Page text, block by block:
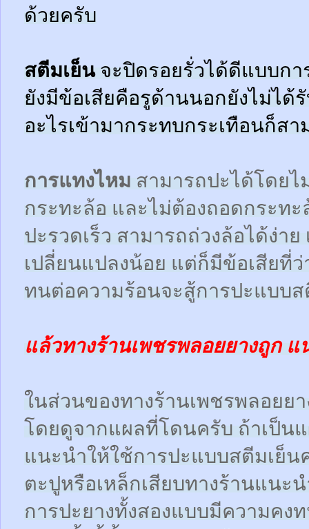
ด้วยครับ
สตีมเย็นจะปิดรอยรั่วได้ดีแบบก
ยังมีข้อเสียคือรูด้านนอกยังไม่ได้
อะไรเข้ามากระทบกระเทือนก็ส
การแทงไหม สามารถปะได้โดยไ
กระทะล้อ และไม่ต้องถอดกระทะ
ปะรวดเร็ว สามารถถ่วงล้อได้ง่า
เปลี่ยนแปลงน้อย แต่ก็มีข้อเสียที่
ทนต่อความร้อนจะสู้การปะแบบ
แล้วทางร้านเพชรพลอยยางถูก
ในส่วนของทางร้านเพชรพลอยย
โดยดูจากแผลที่โดนครับ ถ้าเป็น
แนะนำให้ใช้การปะแบบสตีมเย็
ตะปูหรือเหล็กเสียบทางร้านแนะ
การปะยางทั้งสองแบบมีความคง